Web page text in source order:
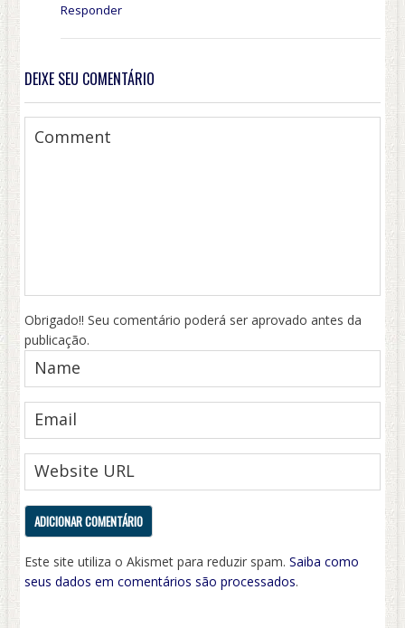
Responder
DEIXE SEU COMENTÁRIO
Obrigado!! Seu comentário poderá ser aprovado antes da
publicação.
Este site utiliza o Akismet para reduzir spam.Saiba como
seus dados em comentários são processados.